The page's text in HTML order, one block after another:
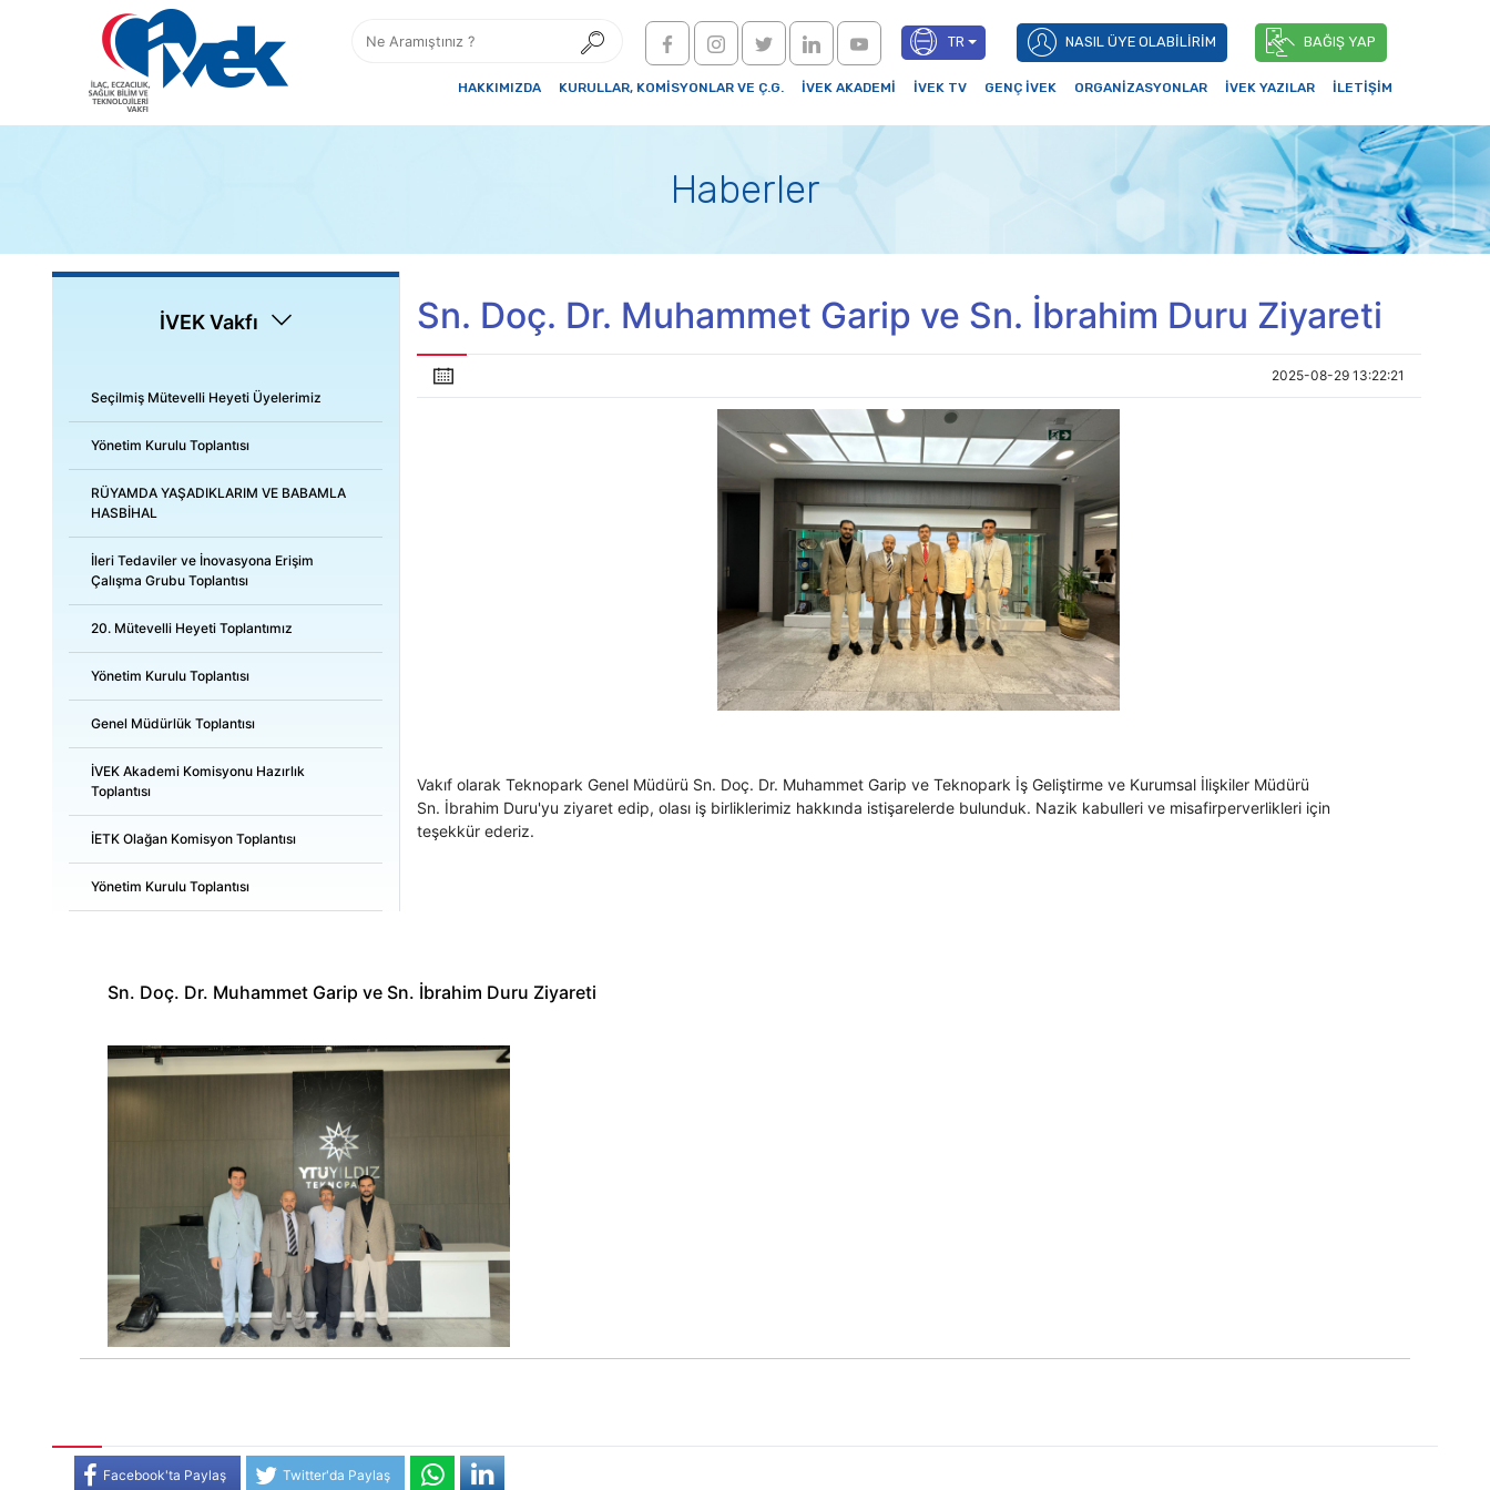
TR NASIL ÜYE OLABİLİRİM BAĞIŞ YAP
HAKKIMIZDA KURULLAR, KOMİSYONLAR VE Ç.G. İVEK AKADEMİ İVEK TV GENÇ İVEK ORGANİZASYONLAR İVEK YAZILAR İLETİŞİM
Haberler
İVEK Vakfı
Seçilmiş Mütevelli Heyeti Üyelerimiz
Yönetim Kurulu Toplantısı
RÜYAMDA YAŞADIKLARIM VE BABAMLA
HASBİHAL
İleri Tedaviler ve İnovasyona Erişim
Çalışma Grubu Toplantısı
20. Mütevelli Heyeti Toplantımız
Yönetim Kurulu Toplantısı
Genel Müdürlük Toplantısı
İVEK Akademi Komisyonu Hazırlık
Toplantısı
İETK Olağan Komisyon Toplantısı
Yönetim Kurulu Toplantısı
Sn. Doç. Dr. Muhammet Garip ve Sn. İbrahim Duru Ziyareti
2025-08-29 13:22:21
Vakıf olarak Teknopark Genel Müdürü Sn. Doç. Dr. Muhammet Garip ve Teknopark İş Geliştirme ve Kurumsal İlişkiler Müdürü
Sn. İbrahim Duru'yu ziyaret edip, olası iş birliklerimiz hakkında istişarelerde bulunduk. Nazik kabulleri ve misafirperverlikleri için
teşekkür ederiz.
Sn. Doç. Dr. Muhammet Garip ve Sn. İbrahim Duru Ziyareti
Facebook'ta Paylaş Twitter'da Paylaş